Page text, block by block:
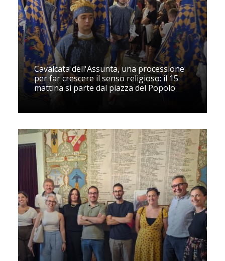
Cavalcata dell'Assunta, una processione
per far crescere il senso religioso: il 15
mattina si parte dal piazza del Popolo